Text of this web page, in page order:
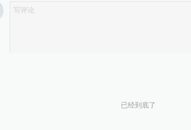
已经到底了